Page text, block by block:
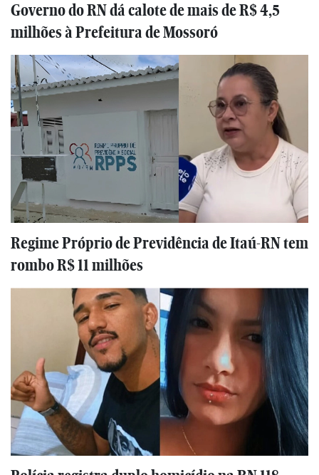
Governo do RN dá calote de mais de R$ 4,5
milhões à Prefeitura de Mossoró
Regime Próprio de Previdência de Itaú-RN tem
rombo R$ 11 milhões